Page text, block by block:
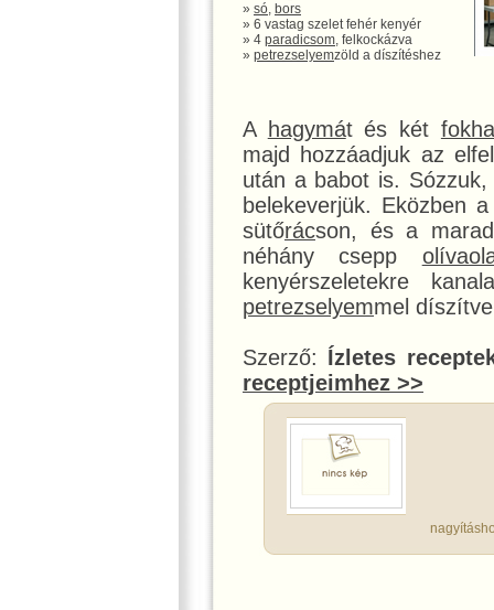
» só, bors
» 6 vastag szelet fehér kenyér
» 4 paradicsom, felkockázva
» petrezselyemzöld a díszítéshez
A hagymát és két
majd hozzáadjuk az
után a babot is.
belekeverjük. Eközben
sütőrácson, és a
néhány csepp
kenyérszeletekre
petrezselyemmel
Szerző: Ízletes
receptjeimhez >>